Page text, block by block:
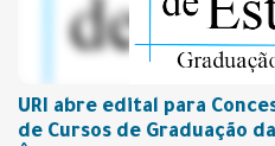
URI abre edital para
de Cursos de Graduação